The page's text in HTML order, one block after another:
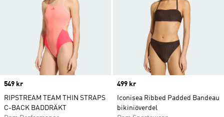
Price
549 kr
RIPSTREAM TEAM THIN STRAPS
C-BACK BADDRÄKT
Price
499 kr
Iconisea Ribbed Padded Bandeau
bikiniöverdel